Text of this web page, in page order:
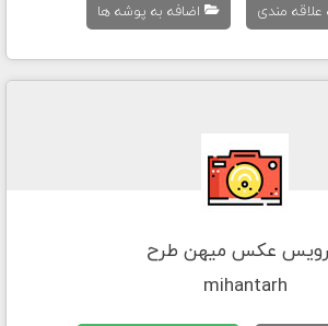
علاقه مندی اضافه به پوشه ها
عکس میهن طرح
mihantarh